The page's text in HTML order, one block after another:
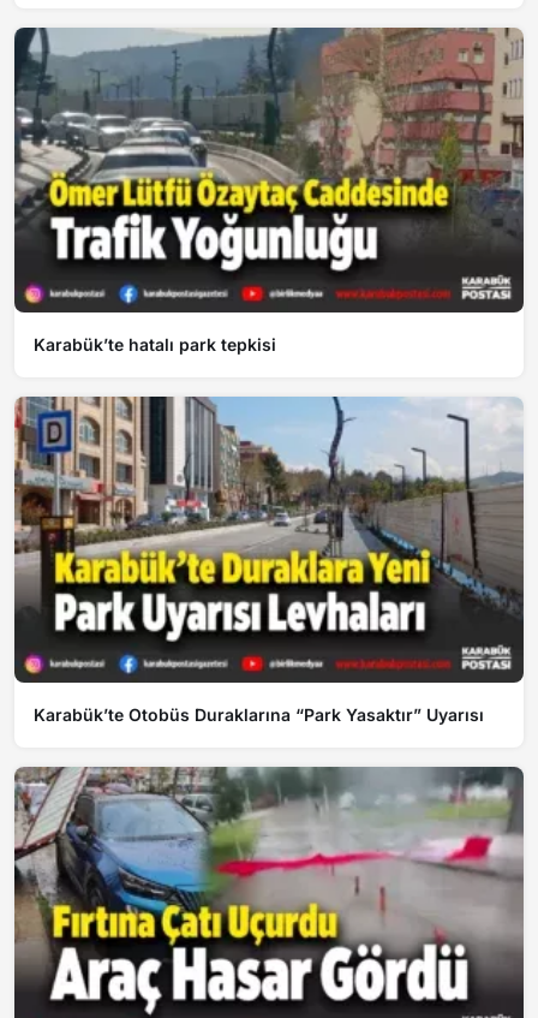
Karabük’te hatalı park tepkisi
Karabük’te Otobüs Duraklarına “Park Yasaktır” Uyarısı